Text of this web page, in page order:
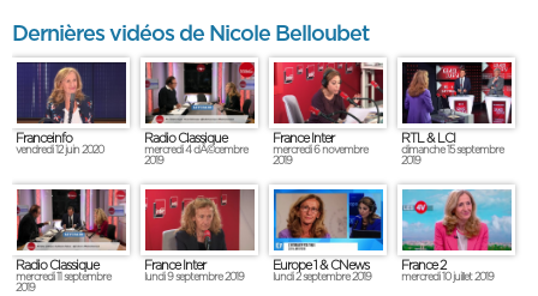
Dernières vidéos de Nicole Belloubet
Franceinfo
vendredi 12 juin 2020
Radio Classique
mercredi 4 dÃ©cembre
2019
France Inter
mercredi 6 novembre
2019
RTL & LCI
dimanche 15 septembre
2019
Radio Classique
mercredi 11 septembre
2019
France Inter
lundi 9 septembre 2019
Europe 1 & CNews
lundi 2 septembre 2019
France 2
mercredi 10 juillet 2019